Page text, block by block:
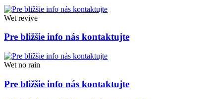
Wet revive
Pre bližšie info nás kontaktujte
Wet no rain
Pre bližšie info nás kontaktujte